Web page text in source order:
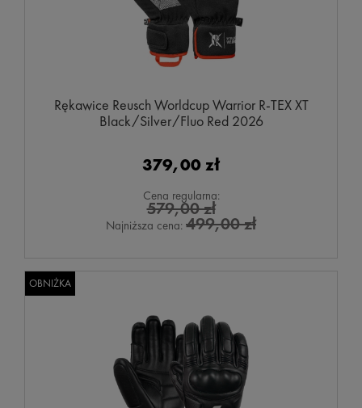
Rękawice Reusch Worldcup Warrior R-TEX XT
Black/Silver/Fluo Red 2026
379,00 zł
Cena regularna:
579,00 zł
Najniższa cena: 499,00 zł
OBNIŻKA